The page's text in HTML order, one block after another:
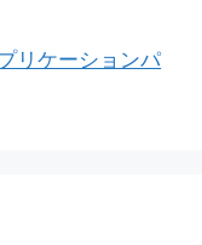
リケーションパ